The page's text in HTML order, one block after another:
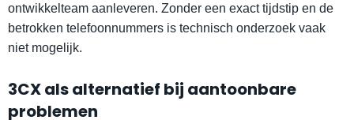
ontwikkelteam aanleveren. Zonder een exact tijdstip en de
betrokken telefoonnummers is technisch onderzoek vaak
niet mogelijk.
3CX als alternatief bij aantoonbare
problemen